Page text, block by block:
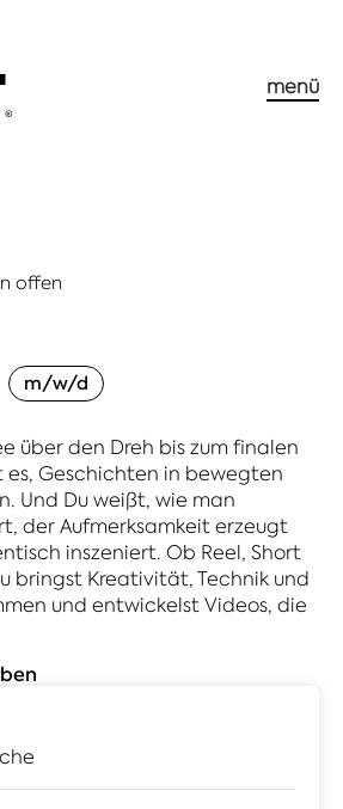
menü
offen
m/w/d
über den Dreh bis zum finalen
es, Geschichten in bewegten
Und Du weißt, wie man
der Aufmerksamkeit erzeugt
inszeniert. Ob Reel, Short
bringst Kreativität, Technik und
und entwickelst Videos, die